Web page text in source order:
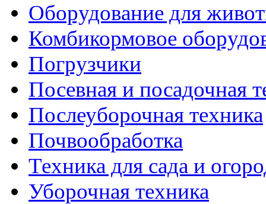
Оборудование для
Комбикормовое
Погрузчики
Посевная и посадочная
Послеуборочная техника
Почвообработка
Техника для сада и
Уборочная техника